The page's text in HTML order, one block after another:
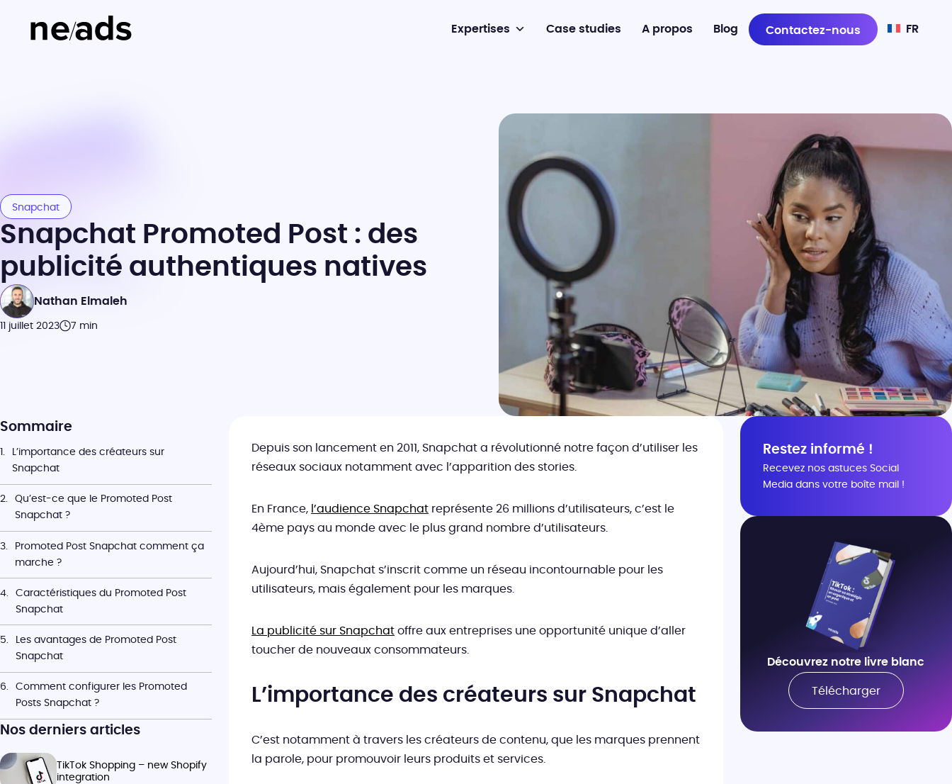
Expertises Case studies A propos Blog Contactez-nous FR
Snapchat
Snapchat Promoted Post : des
publicité authentiques natives
Nathan Elmaleh
11 juillet 2023 7 min
Sommaire
L’importance des créateurs sur
Snapchat
Qu’est-ce que le Promoted Post
Snapchat ?
Promoted Post Snapchat comment ça
marche ?
Caractéristiques du Promoted Post
Snapchat
Les avantages de Promoted Post
Snapchat
Comment configurer les Promoted
Posts Snapchat ?
Nos derniers articles
TikTok Shopping – new Shopify
integration
Depuis son lancement en 2011, Snapchat a révolutionné notre façon d’utiliser les
réseaux sociaux notamment avec l’apparition des stories.
En France, l’audience Snapchat représente 26 millions d’utilisateurs, c’est le
4ème pays au monde avec le plus grand nombre d’utilisateurs.
Aujourd’hui, Snapchat s’inscrit comme un réseau incontournable pour les
utilisateurs, mais également pour les marques.
La publicité sur Snapchat offre aux entreprises une opportunité unique d’aller
toucher de nouveaux consommateurs.
L’importance des créateurs sur Snapchat
C’est notamment à travers les créateurs de contenu, que les marques prennent
la parole, pour promouvoir leurs produits et services.
Restez informé !
Recevez nos astuces Social
Media dans votre boîte mail !
Découvrez notre livre blanc
Télécharger